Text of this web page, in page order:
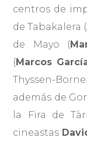
centros de
de Tabakalera (
de Mayo (
(Marcos
Thyssen-
además de
la Fira de
cineastas